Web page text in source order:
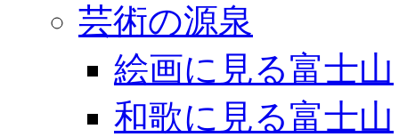
芸術の源泉
絵画に見る富士山
和歌に見る富士山